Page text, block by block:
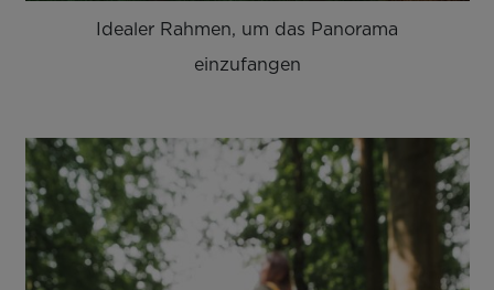
Idealer Rahmen, um das Panorama
einzufangen